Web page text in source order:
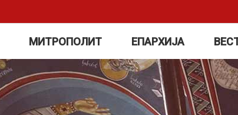
МИТРОПОЛИТ ЕПАРХИЈА